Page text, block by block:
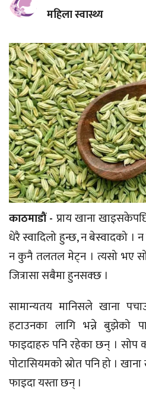
महिला स्वास्थ्य
काठमाडौं - प्राय खाना
धेरै स्वादिलो हुन्छ, न बेस्वादको ।
न कुनै तलतल मेट्न । त्यसो भए
जित्रासा सबैमा हुनसक्छ ।
सामान्यतय मानिसले खाना
हटाउनका लागि भन्ने बुझेको
फाइदाहरु पनि रहेका छन् । सोप
पोटासियमको स्रोत पनि हो ।
फाइदा यस्ता छन् ।